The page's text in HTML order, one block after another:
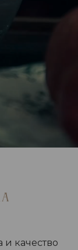
и качество